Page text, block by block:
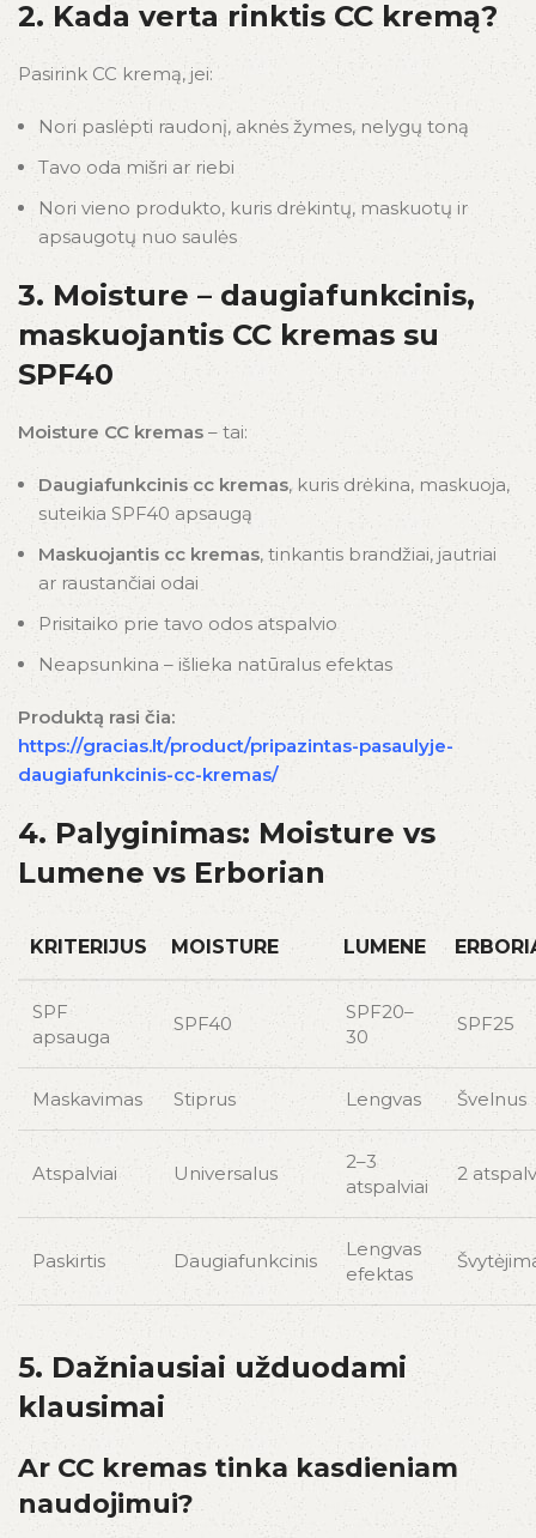
2. Kada verta rinktis CC kremą?
Pasirink CC kremą, jei:
Nori paslėpti raudonį, aknės žymes, nelygų toną
Tavo oda mišri ar riebi
Nori vieno produkto, kuris drėkintų, maskuotų ir
apsaugotų nuo saulės
3. Moisture – daugiafunkcinis,
maskuojantis CC kremas su
SPF40
Moisture CC kremas – tai:
Daugiafunkcinis cc kremas, kuris drėkina, maskuoja,
suteikia SPF40 apsaugą
Maskuojantis cc kremas, tinkantis brandžiai, jautriai
ar raustančiai odai
Prisitaiko prie tavo odos atspalvio
Neapsunkina – išlieka natūralus efektas
Produktą rasi čia:
https://gracias.lt/product/pripazintas-pasaulyje-
daugiafunkcinis-cc-kremas/
4. Palyginimas: Moisture vs
Lumene vs Erborian
KRITERIJUS MOISTURE LUMENE
SPF
apsauga
SPF40
SPF20–
30
SPF25
Maskavimas Stiprus Lengvas Švelnus
Atspalviai Universalus
2–3
atspalviai
2
Paskirtis Daugiafunkcinis
Lengvas
efektas
5. Dažniausiai užduodami
klausimai
Ar CC kremas tinka kasdieniam
naudojimui?